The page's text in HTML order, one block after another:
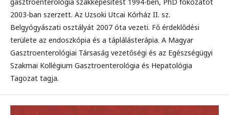
2003-ban szerzett. Az Uzsoki Utcai Kórház II. sz.
Belgyógyászati osztályát 2007 óta vezeti. Fő érdeklődési
területe az endoszkópia és a táplálásterápia. A Magyar
Gasztroenterológiai Társaság vezetőségi és az Egészségügyi
Szakmai Kollégium Gasztroenterológia és Hepatológia
Tagozat tagja.